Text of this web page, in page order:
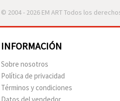
© 2004 - 2026 EM ART Todos los
INFORMACIÓN
Sobre nosotros
Política de privacidad
Términos y condiciones
Datos del vendedor